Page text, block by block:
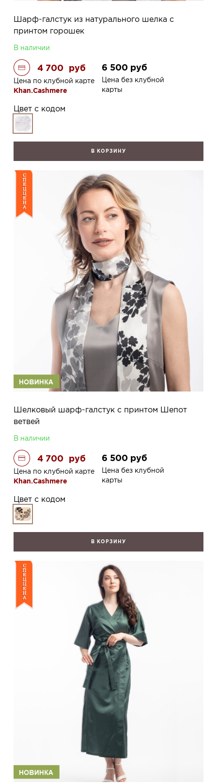
Шарф-галстук из натурального шелка с
принтом горошек
В наличии
4 700 руб
Цена по клубной карте
Khan.Cashmere
6 500 руб
Цена без клубной
карты
Цвет с кодом
В КОРЗИНУ
Шелковый шарф-галстук с принтом Шепот
ветвей
В наличии
4 700 руб
Цена по клубной карте
Khan.Cashmere
6 500 руб
Цена без клубной
карты
Цвет с кодом
В КОРЗИНУ